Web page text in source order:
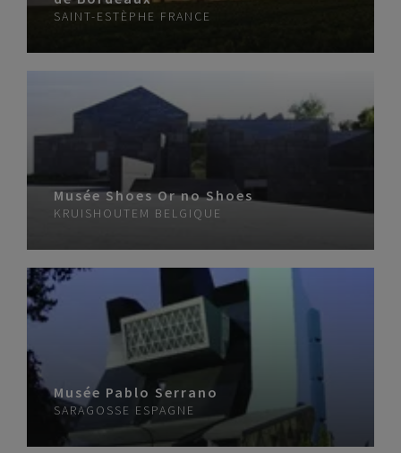
SAINT-ESTÈPHE FRANCE
Musée Shoes Or no Shoes
KRUISHOUTEM BELGIQUE
Musée Pablo Serrano
SARAGOSSE ESPAGNE